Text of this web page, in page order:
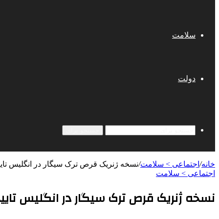
سلامت
دولت
خانه/ اجتماعی > سلامت/نسخه‌ ژنریک قرص ترک سیگار در انگلیس
اجتماعی > سلامت
نسخه‌ ژنریک قرص ترک سیگار در انگلیس